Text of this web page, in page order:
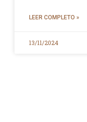
LEER COMPLETO »
13/11/2024